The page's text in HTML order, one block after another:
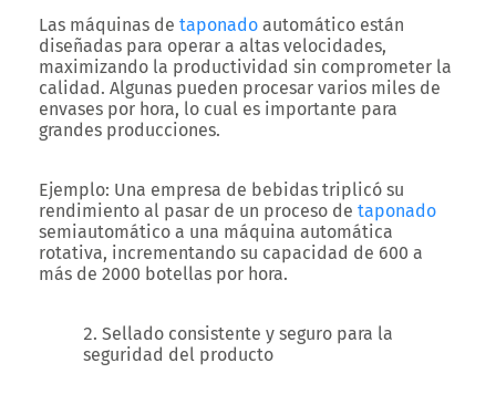
Las máquinas de taponado automático están
diseñadas para operar a altas velocidades,
maximizando la productividad sin comprometer la
calidad. Algunas pueden procesar varios miles de
envases por hora, lo cual es importante para
grandes producciones.
Ejemplo: Una empresa de bebidas triplicó su
rendimiento al pasar de un proceso de taponado
semiautomático a una máquina automática
rotativa, incrementando su capacidad de 600 a
más de 2000 botellas por hora.
Sellado consistente y seguro para la
seguridad del producto